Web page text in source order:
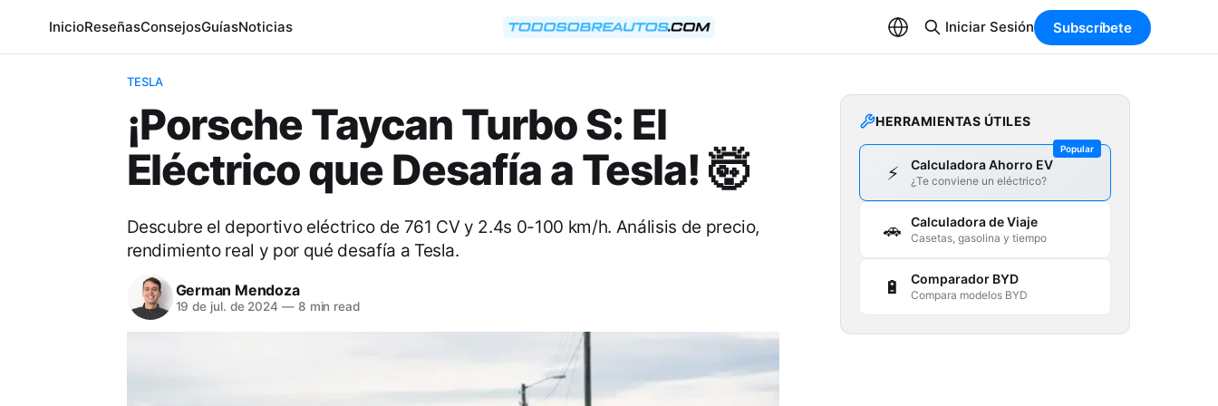
InicioReseñasConsejosGuíasNoticias Iniciar Sesión Subscríbete
TESLA
¡Porsche Taycan Turbo S: El
Eléctrico que Desafía a Tesla! 🤯
Descubre el deportivo eléctrico de 761 CV y 2.4s 0-100 km/h. Análisis de precio,
rendimiento real y por qué desafía a Tesla.
German Mendoza
19 de jul. de 2024 —8 min read
HERRAMIENTAS ÚTILES
Popular
⚡ Calculadora Ahorro EV
¿Te conviene un eléctrico?
🚗 Calculadora de Viaje
Casetas, gasolina y tiempo
🔋 Comparador BYD
Compara modelos BYD